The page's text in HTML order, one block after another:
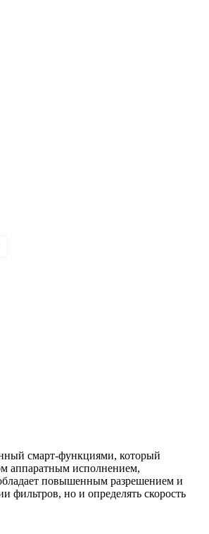
смарт-функциями, который
аппаратным исполнением,
повышенным разрешением и
фильтров, но и определять скорость